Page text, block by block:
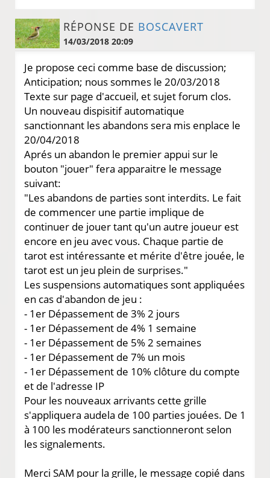
RÉPONSE DE BOSCAVERT
14/03/2018 20:09
Je propose ceci comme base de discussion;
Anticipation; nous sommes le 20/03/2018
Texte sur page d'accueil, et sujet forum clos.
Un nouveau dispisitif automatique
sanctionnant les abandons sera mis enplace le
20/04/2018
Aprés un abandon le premier appui sur le
bouton "jouer" fera apparaitre le message
suivant:
"Les abandons de parties sont interdits. Le fait
de commencer une partie implique de
continuer de jouer tant qu'un autre joueur est
encore en jeu avec vous. Chaque partie de
tarot est intéressante et mérite d'être jouée, le
tarot est un jeu plein de surprises."
Les suspensions automatiques sont appliquées
en cas d'abandon de jeu :
- 1er Dépassement de 3% 2 jours
- 1er Dépassement de 4% 1 semaine
- 1er Dépassement de 5% 2 semaines
- 1er Dépassement de 7% un mois
- 1er Dépassement de 10% clôture du compte
et de l'adresse IP
Pour les nouveaux arrivants cette grille
s'appliquera audela de 100 parties jouées. De 1
à 100 les modérateurs sanctionneront selon
les signalements.
Merci SAM pour la grille, le message copié dans